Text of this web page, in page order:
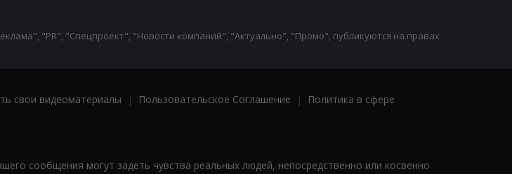
"PR", "Спецпроект", "Новости компаний", "Актуально", "Промо", публикуются на правах
свои видеоматериалы | Пользовательское Соглашение |
Политика в сфере
сообщения могут задеть чувства реальных людей, непосредственно или косвенно